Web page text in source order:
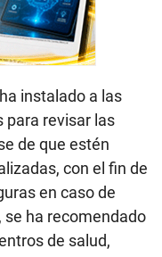
instalado a las
para revisar las
de que estén
con el fin de
en caso de
se ha recomendado
de salud,